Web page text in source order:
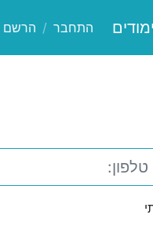
התחבר / הרשם